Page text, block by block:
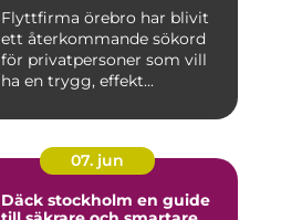
Flyttfirma örebro har blivit
ett återkommande sökord
för privatpersoner som vill
ha en trygg, effekt...
07. jun
Däck stockholm en guide